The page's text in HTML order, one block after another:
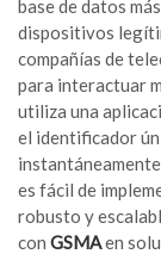
base de datos
dispositivos
compañías de
para interactuar
utiliza una
el identificador
es fácil de
robusto y
con GSMAen